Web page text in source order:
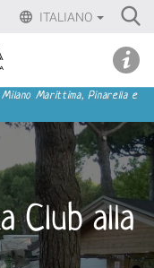
ITALIANO
Marittima, Pinarella e
Club alla